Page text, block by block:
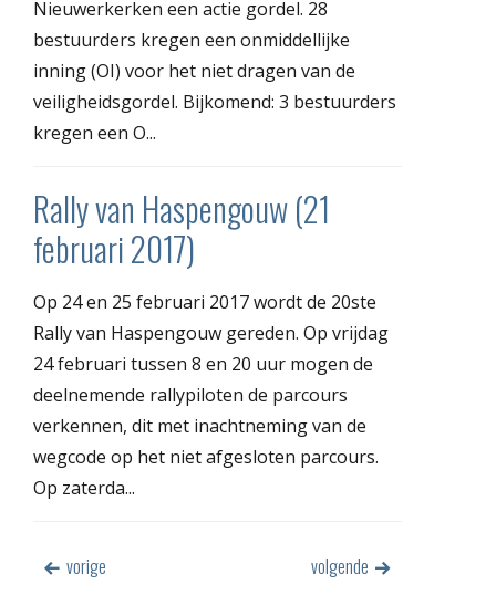
Nieuwerkerken een actie gordel. 28
bestuurders kregen een onmiddellijke
inning (OI) voor het niet dragen van de
veiligheidsgordel. Bijkomend: 3 bestuurders
kregen een O...
Rally van Haspengouw (21
februari 2017)
Op 24 en 25 februari 2017 wordt de 20ste
Rally van Haspengouw gereden. Op vrijdag
24 februari tussen 8 en 20 uur mogen de
deelnemende rallypiloten de parcours
verkennen, dit met inachtneming van de
wegcode op het niet afgesloten parcours.
Op zaterda...
vorige volgende